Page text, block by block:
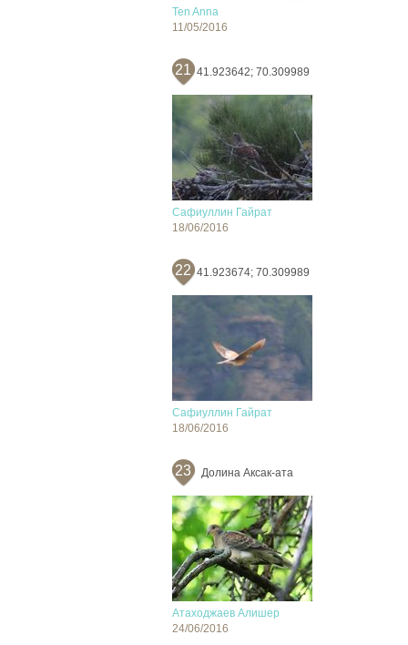
Ten Anna
11/05/2016
21 41.923642; 70.309989
Сафиуллин Гайрат
18/06/2016
22 41.923674; 70.309989
Сафиуллин Гайрат
18/06/2016
23 Долина Аксак-ата
Атаходжаев Алишер
24/06/2016